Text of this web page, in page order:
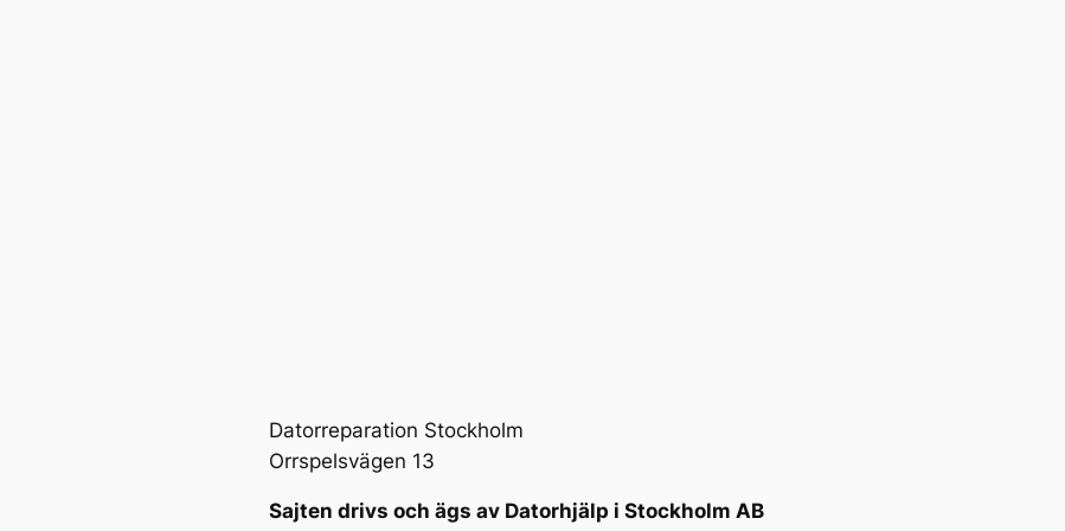
Datorreparation Stockholm
Orrspelsvägen 13
Sajten drivs och ägs av Datorhjälp i Stockholm AB